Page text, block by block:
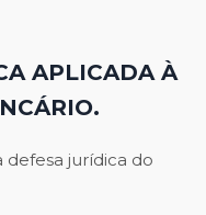
APLICADA À
defesa jurídica do